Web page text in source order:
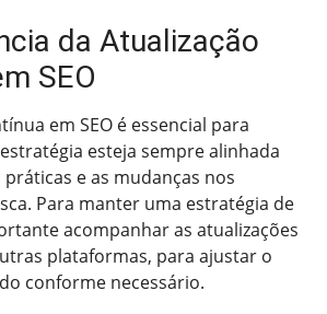
da Atualização
SEO
em SEO é essencial para
esteja sempre alinhada
e as mudanças nos
Para manter uma estratégia de
acompanhar as atualizações
plataformas, para ajustar o
conforme necessário.